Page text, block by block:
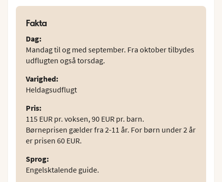
Fakta
Dag:
Mandag til og med september. Fra oktober tilbydes
udflugten også torsdag.
Varighed:
Heldagsudflugt
Pris:
115 EUR pr. voksen, 90 EUR pr. barn.
Børneprisen gælder fra 2-11 år. For børn under 2 år
er prisen 60 EUR.
Sprog:
Engelsktalende guide.